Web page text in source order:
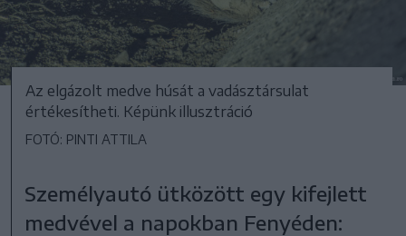
Az elgázolt medve húsát a vadásztársulat
értékesítheti. Képünk illusztráció
FOTÓ: PINTI ATTILA
Személyautó ütközött egy kifejlett
medvével a napokban Fenyéden: